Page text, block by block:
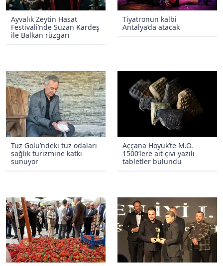
Ayvalık Zeytin Hasat
Festivali’nde Suzan Kardeş
ile Balkan rüzgarı
Tiyatronun kalbi
Antalya’da atacak
Tuz Gölü’ndeki tuz odaları
sağlık turizmine katkı
sunuyor
Aççana Höyük’te M.Ö.
1500’lere ait çivi yazılı
tabletler bulundu